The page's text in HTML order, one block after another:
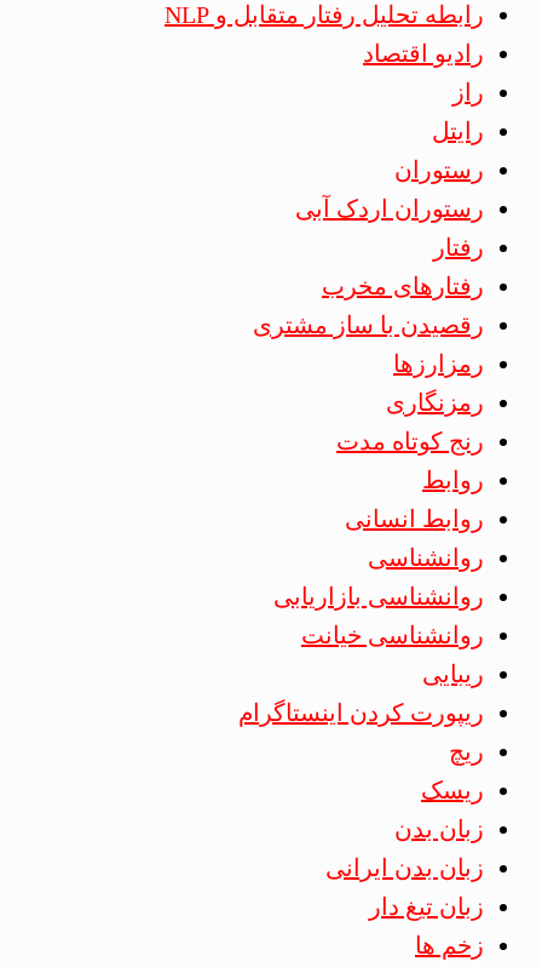
رابطه تحلیل رفتار متقابل و NLP
رادیو اقتصاد
راز
رایتل
رستوران
رستوران اردک آبی
رفتار
رفتارهای مخرب
رقصیدن با ساز مشتری
رمزارزها
رمزنگاری
رنج کوتاه مدت
روابط
روابط انسانی
روانشناسی
روانشناسی بازاریابی
روانشناسی خیانت
ریبایی
ریپورت کردن اینستاگرام
ریچ
ریسک
زبان بدن
زبان بدن ایرانی
زبان تیغ دار
زخم ها